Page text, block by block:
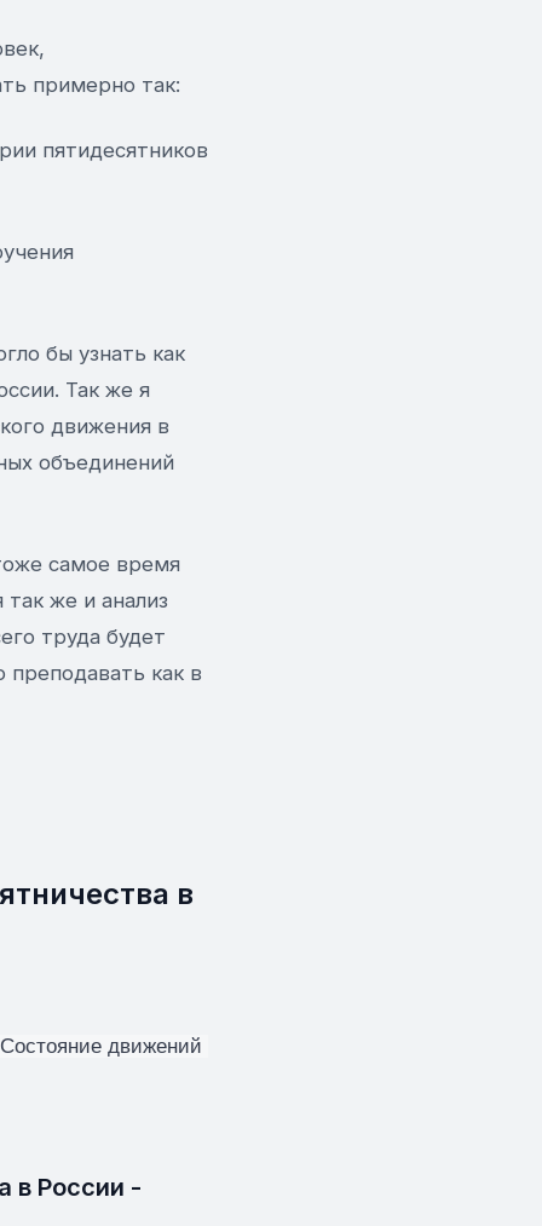
примерно так:
пятидесятников
бы узнать как
Так же я
движения в
объединений
самое время
же и анализ
труда будет
преподавать как в
в
движений
в России -